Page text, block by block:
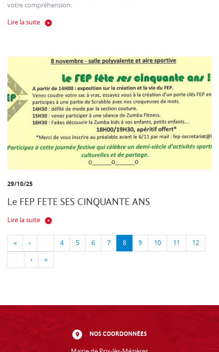
votre compréhension.
Lire la suite
29/10/25
Le FEP FETE SES CINQUANTE ANS
Lire la suite
« ‹ … 4 5 6 7 8 9 10 11 12
… › »
NOS COORDONNÉES